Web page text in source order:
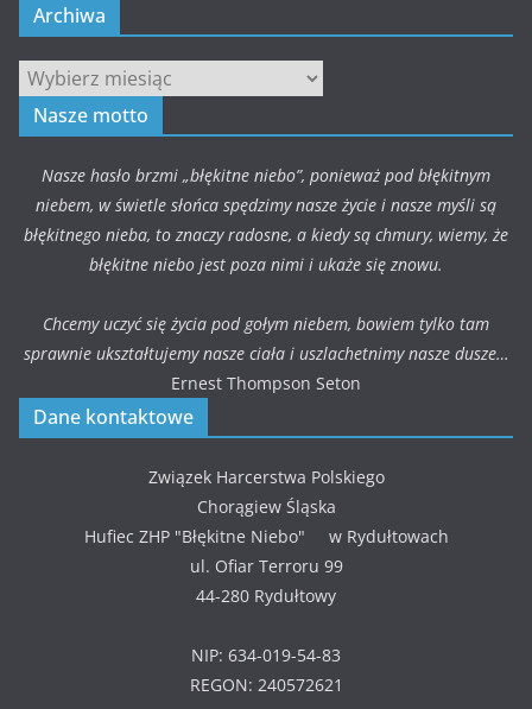
Archiwa
Archiwa
Nasze motto
Nasze hasło brzmi „błękitne niebo”, ponieważ pod błękitnym
niebem, w świetle słońca spędzimy nasze życie i nasze myśli są
błękitnego nieba, to znaczy radosne, a kiedy są chmury, wiemy, że
błękitne niebo jest poza nimi i ukaże się znowu.
Chcemy uczyć się życia pod gołym niebem, bowiem tylko tam
sprawnie ukształtujemy nasze ciała i uszlachetnimy nasze dusze…
Ernest Thompson Seton
Dane kontaktowe
Związek Harcerstwa Polskiego
Chorągiew Śląska
Hufiec ZHP "Błękitne Niebo" w Rydułtowach
ul. Ofiar Terroru 99
44-280 Rydułtowy
NIP: 634-019-54-83
REGON: 240572621